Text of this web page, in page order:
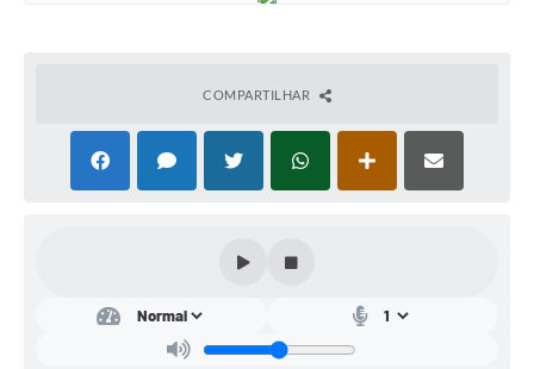
PPA - PLANO PLURIANUAL 2026/2029
PCA (Planos de Contratações Anuais)
PNAB 2026 - Ciclo 2
COMPARTILHAR